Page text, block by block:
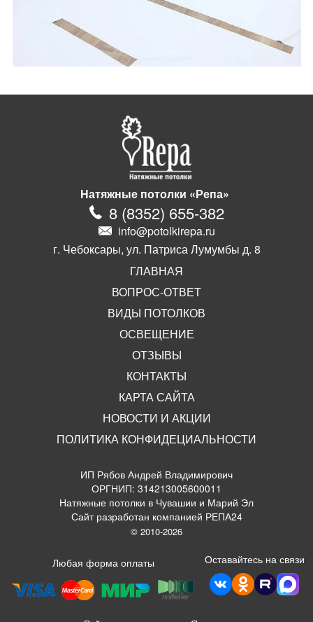
Натяжные потолки «Репа»
8 (8352) 655-382
info@potolkirepa.ru
г. Чебоксары, ул. Патриса Лумумбы д. 8
ГЛАВНАЯ
ВОПРОС-ОТВЕТ
ВИДЫ ПОТОЛКОВ
ОСВЕЩЕНИЕ
ОТЗЫВЫ
КОНТАКТЫ
КАРТА САЙТА
НОВОСТИ И АКЦИИ
ПОЛИТИКА КОНФИДЕЦИАЛЬНОСТИ
ИП Рябов Андрей Владимирович
ОРГНИП: 314213005600011
Натяжные потолки в Чувашии и Марий Эл
Сайт разработан компанией РЕПА24
© 2010-2026
Любая форма оплаты Оставайтесь на связи